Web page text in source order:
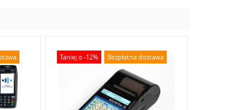
Taniej o -12% Bezpłatna dostawa